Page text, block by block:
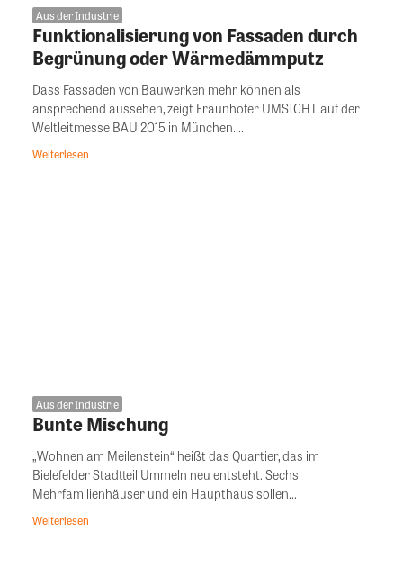
Aus der Industrie
Funktionalisierung von Fassaden durch
Begrünung oder Wärmedämmputz
Dass Fassaden von Bauwerken mehr können als
ansprechend aussehen, zeigt Fraunhofer UMSICHT auf der
Weltleitmesse BAU 2015 in München....
Weiterlesen
Aus der Industrie
Bunte Mischung
„Wohnen am Meilenstein“ heißt das Quartier, das im
Bielefelder Stadtteil Ummeln neu entsteht. Sechs
Mehrfamilienhäuser und ein Haupthaus sollen...
Weiterlesen